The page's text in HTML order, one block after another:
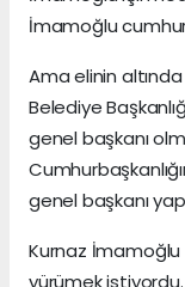
İmamoğlu
Ama elinin
Belediye
genel başkanı
genel başkanı
Kurnaz İmamoğlu
yürümek istiyordu.